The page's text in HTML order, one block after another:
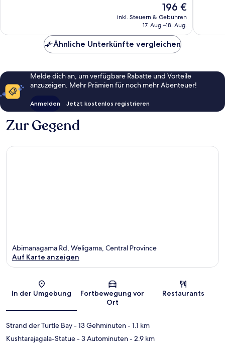
Der
Preis
beträgt
196 €
inkl. Steuern & Gebühren
17. Aug.–18. Aug.
Ähnliche Unterkünfte vergleichen
Melde dich an, um verfügbare Rabatte und Vorteile
anzuzeigen. Mehr Prämien für noch mehr Abenteuer!
Anmelden Jetzt kostenlos registrieren
Zur Gegend
Karte
Abimanagama Rd, Weligama, Central Province
Auf Karte anzeigen
In der Umgebung
Fortbewegung vor
Ort
Restaurants
Strand der Turtle Bay- 13 Gehminuten- 1.1 km
Kushtarajagala-Statue- 3 Autominuten- 2.9 km